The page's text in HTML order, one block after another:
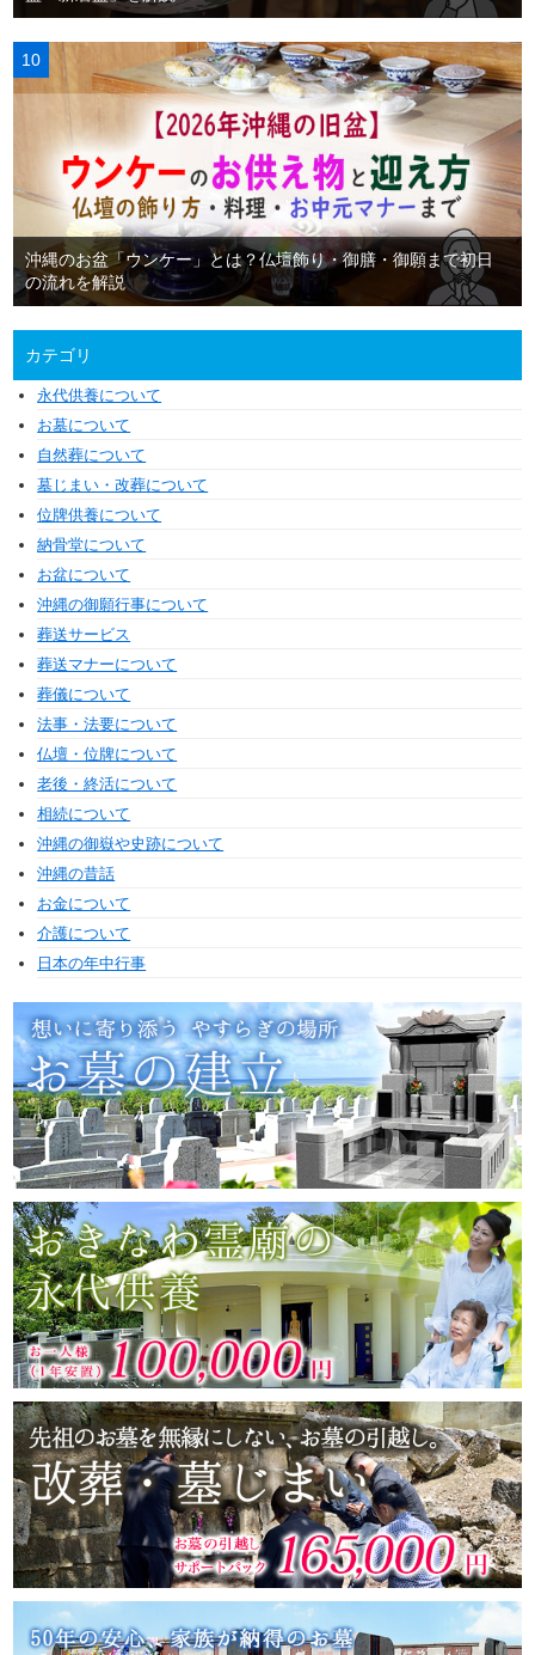
沖縄のお盆「ウンケー」とは？仏壇飾り・御膳・御願まで初日
の流れを解説
カテゴリ
永代供養について
お墓について
自然葬について
墓じまい・改葬について
位牌供養について
納骨堂について
お盆について
沖縄の御願行事について
葬送サービス
葬送マナーについて
葬儀について
法事・法要について
仏壇・位牌について
老後・終活について
相続について
沖縄の御嶽や史跡について
沖縄の昔話
お金について
介護について
日本の年中行事